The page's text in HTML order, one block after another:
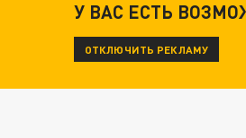
У ВАС ЕСТЬ
ОТКЛЮЧИТЬ РЕКЛАМУ